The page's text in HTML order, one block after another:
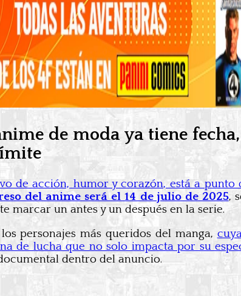
de moda ya tiene
de acción, humor y corazón, está a
del anime será el 14 de julio de 2025,
marcar un antes y un después en la serie.
personajes más queridos del manga,
de lucha que no solo impacta por su
dentro del anuncio.